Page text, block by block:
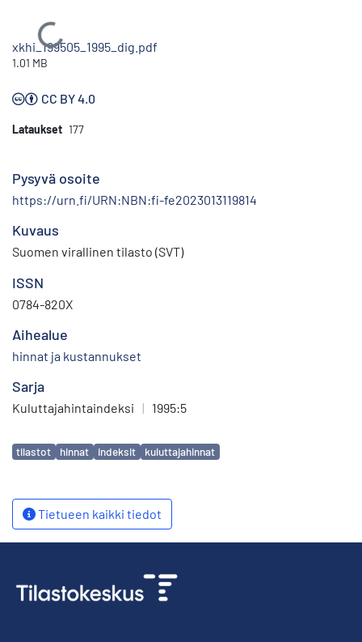
Ladataan...
xkhi_199505_1995_dig.pdf
1.01 MB
CC BY 4.0
Lataukset 177
Pysyvä osoite
https://urn.fi/URN:NBN:fi-fe2023013119814
Kuvaus
Suomen virallinen tilasto (SVT)
ISSN
0784-820X
Aihealue
hinnat ja kustannukset
Sarja
Kuluttajahintaindeksi | 1995:5
Avainsanat
tilastot hinnat indeksit kuluttajahinnat
Tietueen kaikki tiedot